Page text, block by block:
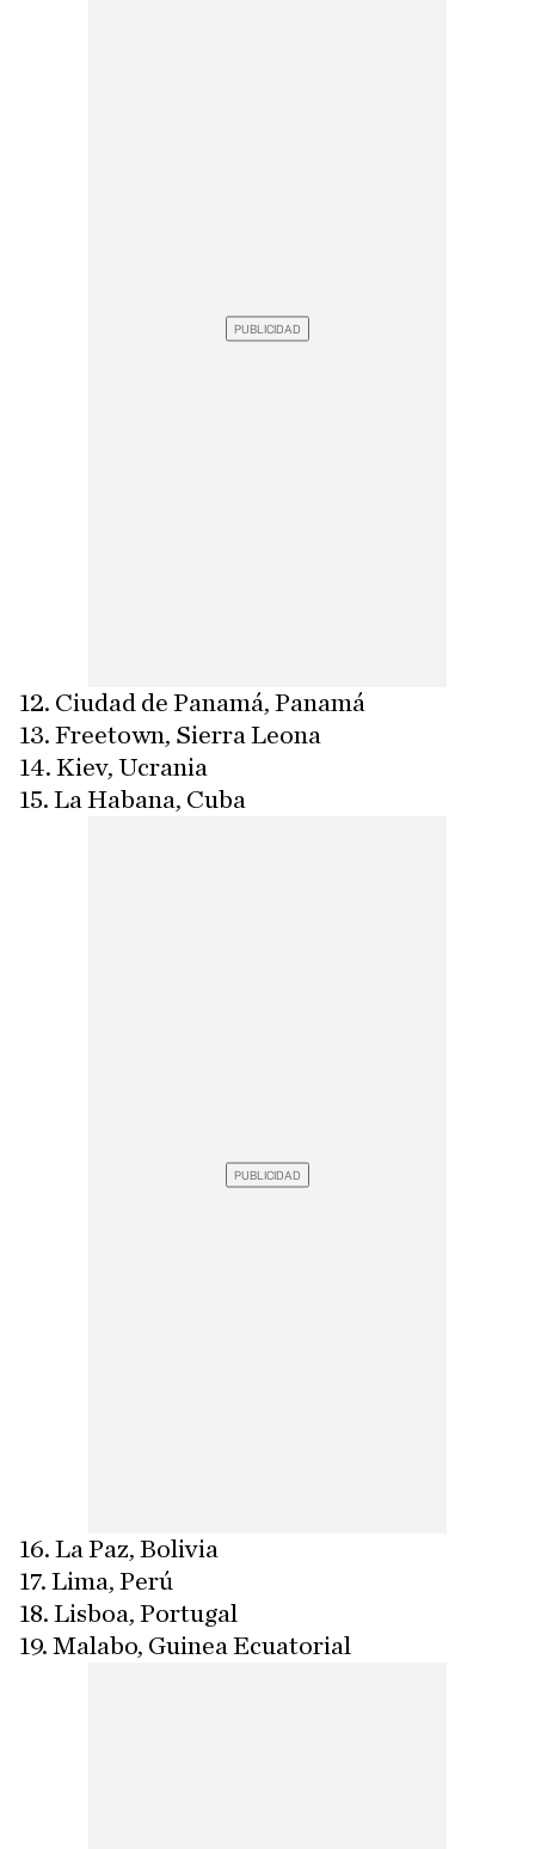
12. Ciudad de Panamá, Panamá
13. Freetown, Sierra Leona
14. Kiev, Ucrania
15. La Habana, Cuba
16. La Paz, Bolivia
17. Lima, Perú
18. Lisboa, Portugal
19. Malabo, Guinea Ecuatorial